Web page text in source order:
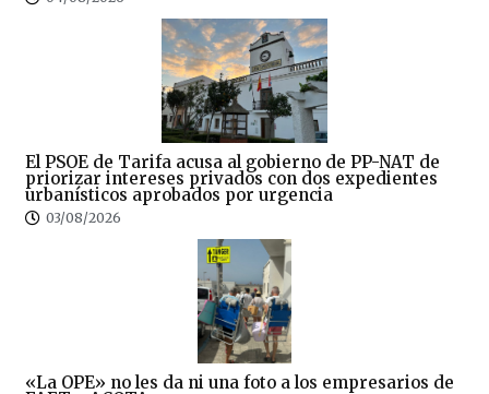
El PSOE de Tarifa acusa al gobierno de PP-NAT de
priorizar intereses privados con dos expedientes
urbanísticos aprobados por urgencia
03/08/2026
«La OPE» no les da ni una foto a los empresarios de